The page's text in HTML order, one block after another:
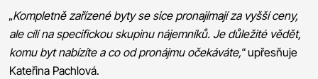
„Kompletně zařízené byty se sice pronajímají za vyšší ceny,
ale cílí na specifickou skupinu nájemníků. Je důležité vědět,
komu byt nabízíte a co od pronájmu očekáváte,“upřesňuje
Kateřina Pachlová.